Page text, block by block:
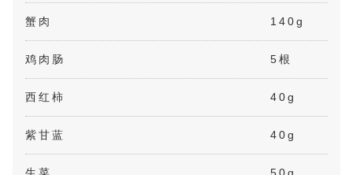
蟹肉 140g
鸡肉肠 5根
西红柿 40g
紫甘蓝 40g
生菜 50g